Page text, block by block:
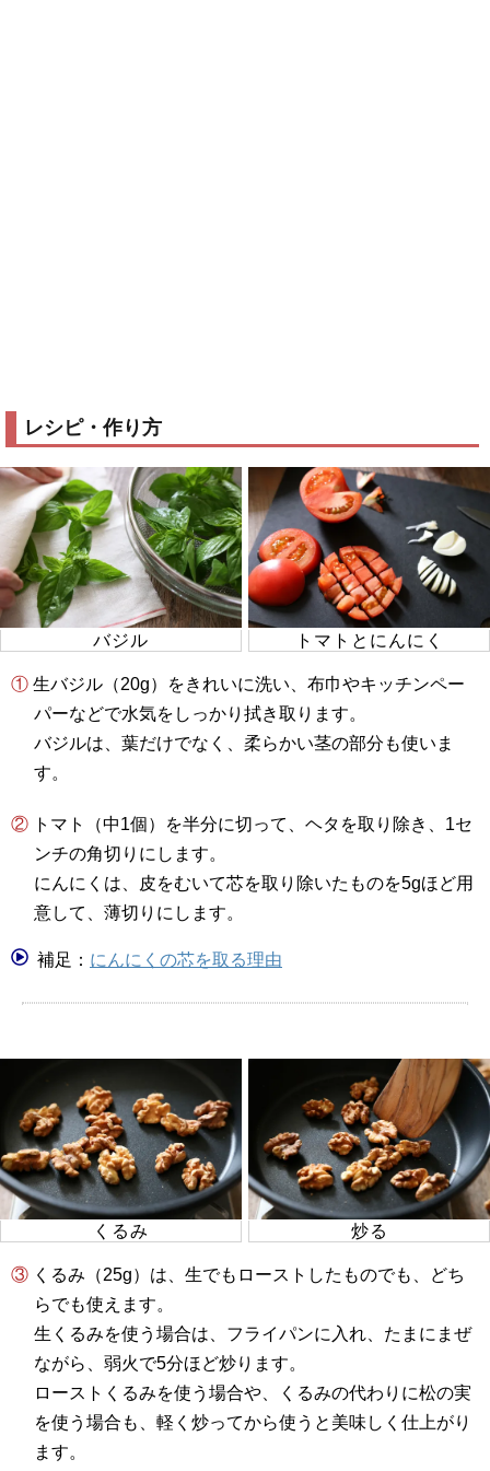
レシピ・作り方
バジル トマトとにんにく
① 生バジル（20g）をきれいに洗い、布巾やキッチンペー
パーなどで水気をしっかり拭き取ります。
バジルは、葉だけでなく、柔らかい茎の部分も使いま
す。
② トマト（中1個）を半分に切って、ヘタを取り除き、1セ
ンチの角切りにします。
にんにくは、皮をむいて芯を取り除いたものを5gほど用
意して、薄切りにします。
補足： にんにくの芯を取る理由
くるみ 炒る
③ くるみ（25g）は、生でもローストしたものでも、どち
らでも使えます。
生くるみを使う場合は、フライパンに入れ、たまにまぜ
ながら、弱火で5分ほど炒ります。
ローストくるみを使う場合や、くるみの代わりに松の実
を使う場合も、軽く炒ってから使うと美味しく仕上がり
ます。